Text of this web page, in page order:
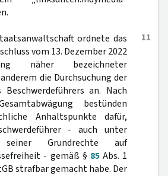
11
ordnete das
vom 13. Dezember 2022
näher bezeichneter
die Durchsuchung der
an. Nach
bestünden
Anhaltspunkte dafür,
- auch unter
seiner Grundrechte auf
- gemäß § 85Abs. 1
strafbar gemacht habe. Der